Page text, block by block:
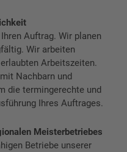
Auftrag. Wir planen
Wir arbeiten
Arbeitszeiten.
Nachbarn und
die termingerechte und
Ihres Auftrages.
Meisterbetriebes
Betriebe unserer